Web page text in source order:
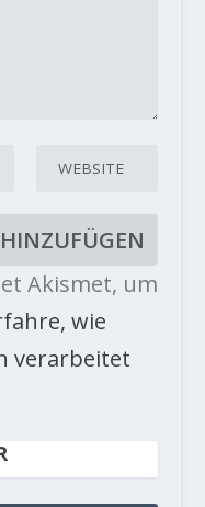
Akismet, um
wie
verarbeitet